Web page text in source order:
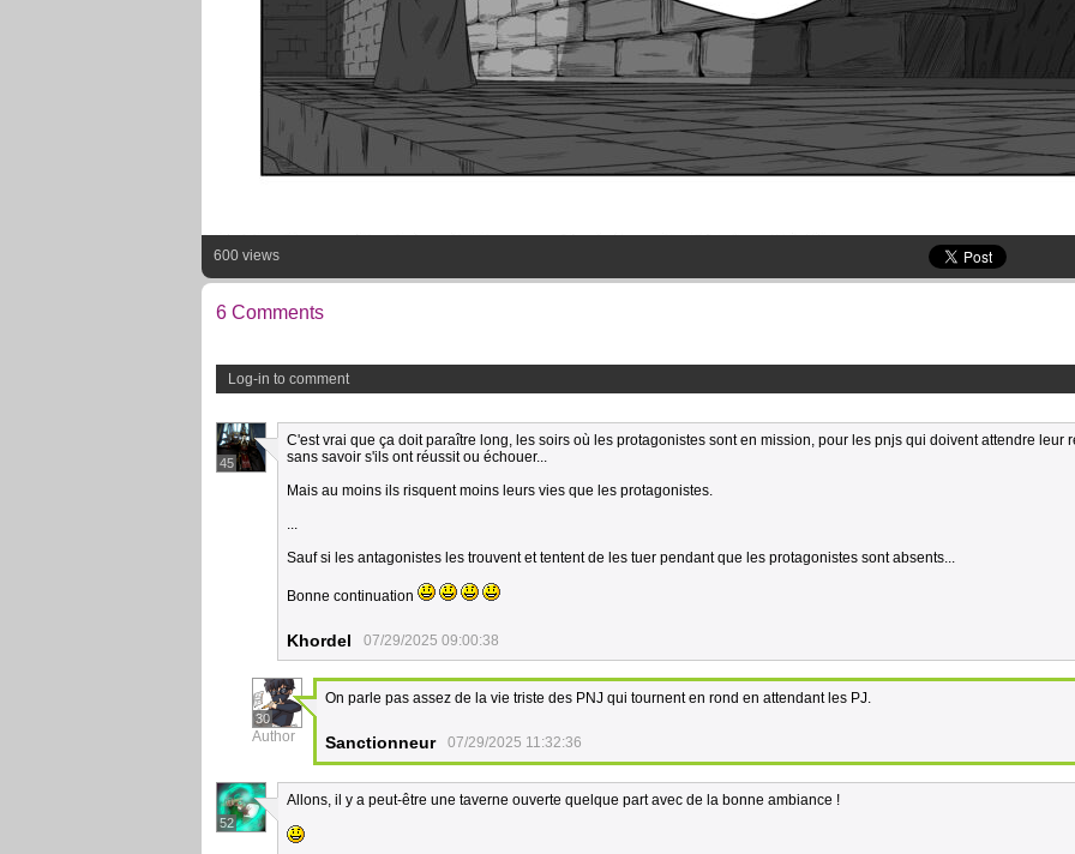
600 views
6 Comments
Log-in to comment
45
C'est vrai que ça doit paraître long, les soirs où les protagonistes sont en mission, pour les pnjs qui doivent attendre leur
sans savoir s'ils ont réussit ou échouer...
Mais au moins ils risquent moins leurs vies que les protagonistes.
...
Sauf si les antagonistes les trouvent et tentent de les tuer pendant que les protagonistes sont absents...
Bonne continuation
Khordel 07/29/2025 09:00:38
30
Author
On parle pas assez de la vie triste des PNJ qui tournent en rond en attendant les PJ.
Sanctionneur 07/29/2025 11:32:36
52
Allons, il y a peut-être une taverne ouverte quelque part avec de la bonne ambiance !